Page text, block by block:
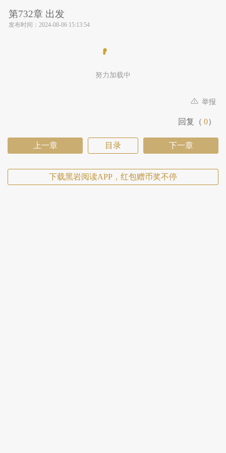
第732章 出发
发布时间： 2024-08-06 15:13:54
努力加载中
举报
回复（ 0）
上一章 目录 下一章
下载黑岩阅读APP，红包赠币奖不停